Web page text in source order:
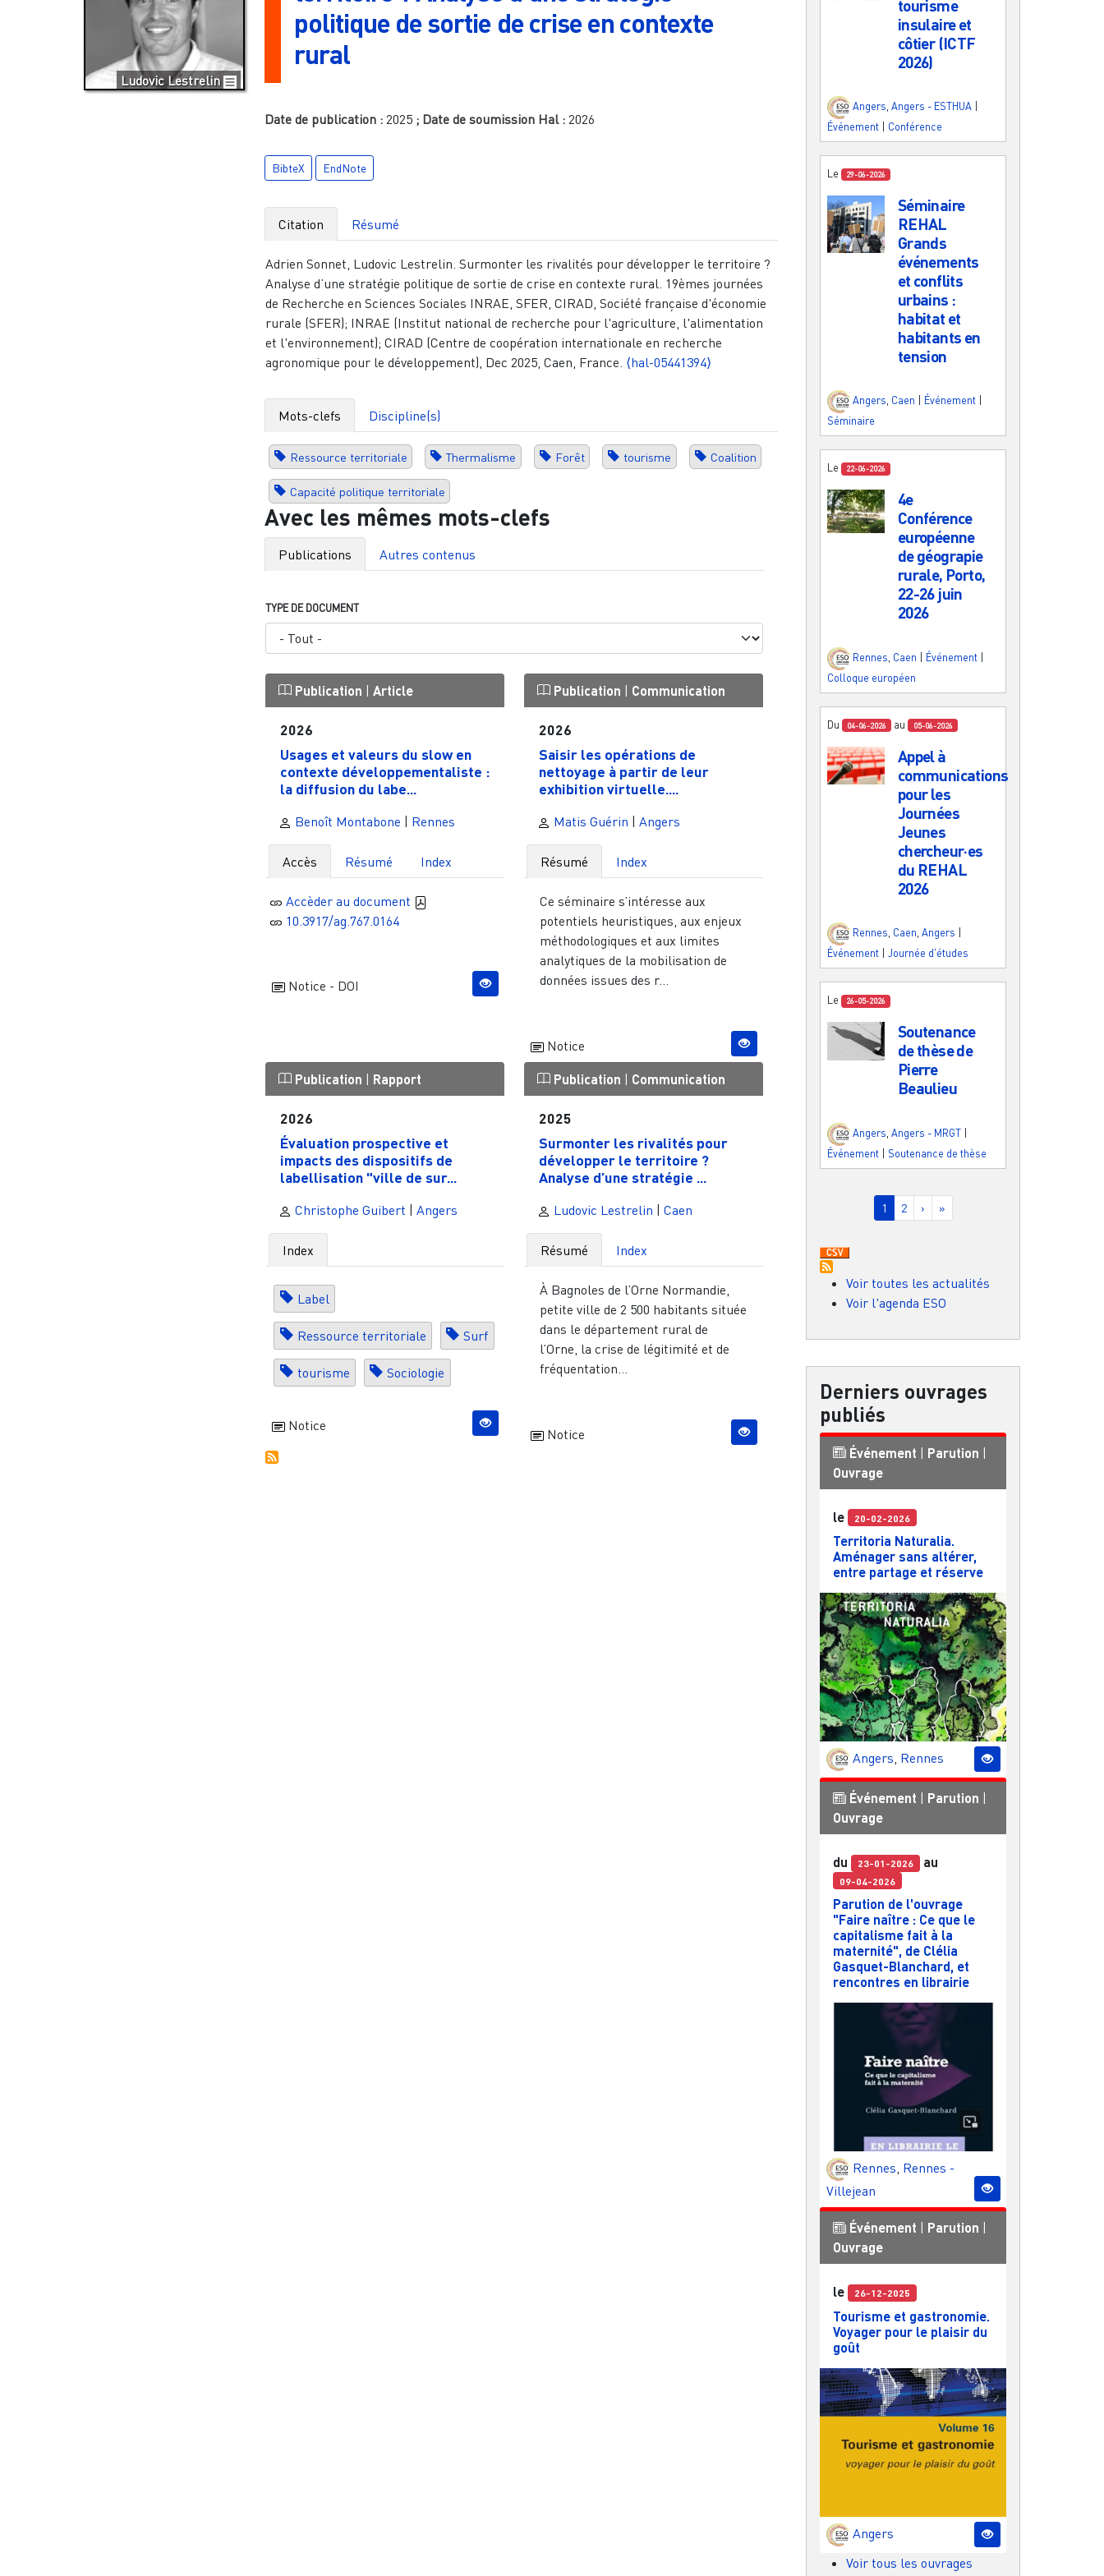
Ludovic Lestrelin
politique de sortie de crise en contexte
rural
Date de publication : 2025 ; Date de soumission Hal : 2026
BibteX EndNote
Citation Résumé
Adrien Sonnet, Ludovic Lestrelin. Surmonter les rivalités pour développer le territoire ?
Analyse d’une stratégie politique de sortie de crise en contexte rural. 19èmes journées
de Recherche en Sciences Sociales INRAE, SFER, CIRAD, Société française d'économie
rurale (SFER); INRAE (Institut national de recherche pour l'agriculture, l'alimentation
et l'environnement); CIRAD (Centre de coopération internationale en recherche
agronomique pour le développement), Dec 2025, Caen, France. ⟨hal-05441394⟩
Mots-clefs Discipline(s)
Ressource territoriale Thermalisme Forêt tourisme Coalition
Capacité politique territoriale
Avec les mêmes mots-clefs
Publications Autres contenus
TYPE DE DOCUMENT
Publication |Article
2026
Usages et valeurs du slow en
contexte développementaliste :
la diffusion du labe...
Benoît Montabone | Rennes
Accès Résumé Index
Accèder au document
10.3917/ag.767.0164
Notice - DOI
Publication | Communication
2026
Saisir les opérations de
nettoyage à partir de leur
exhibition virtuelle....
Matis Guérin |Angers
Résumé Index
Ce séminaire s’intéresse aux
potentiels heuristiques, aux enjeux
méthodologiques et aux limites
analytiques de la mobilisation de
données issues des r...
Notice
Publication | Rapport
2026
Évaluation prospective et
impacts des dispositifs de
labellisation "ville de sur...
Christophe Guibert |Angers
Index
Label
Ressource territoriale Surf
tourisme Sociologie
Notice
Publication | Communication
2025
Surmonter les rivalités pour
développer le territoire ?
Analyse d’une stratégie ...
Ludovic Lestrelin |Caen
Résumé Index
À Bagnoles de l’Orne Normandie,
petite ville de 2 500 habitants située
dans le département rural de
l’Orne, la crise de légitimité et de
fréquentation...
Notice
tourisme
insulaire et
côtier (ICTF
2026)
Angers Angers - ESTHUA
Événement
Conférence
Le 29-06-2026
Séminaire
REHAL
Grands
événements
et conflits
urbains :
habitat et
habitants en
tension
Angers, Caen Événement
Séminaire
Le 22-06-2026
4e
Conférence
européenne
de géograpie
rurale, Porto,
22-26 juin
2026
Rennes Caen Événement
Colloque européen
Du 04-06-2026 au 05-06-2026
Appel à
communications
pour les
Journées
Jeunes
chercheur·es
du REHAL
2026
Rennes, Caen, Angers
Événement
Journée d'études
Le 26-05-2026
Soutenance
de thèse de
Pierre
Beaulieu
Angers Angers - MRGT
Événement | Soutenance de thèse
Pagination
Page courante
1 Page
2 Page suivante
› Dernière page
»
Voir toutes les actualités
Voir l'agenda ESO
Derniers ouvrages
publiés
Événement | Parution |
Ouvrage
le 20-02-2026
Territoria Naturalia.
Aménager sans altérer,
entre partage et réserve
Angers, Rennes
Événement Parution
Ouvrage
du 23-01-2026 au
09-04-2026
Parution de l'ouvrage
"Faire naître : Ce que le
capitalisme fait à la
maternité", de Clélia
Gasquet-Blanchard, et
rencontres en librairie
Rennes, Rennes -
Villejean
Événement Parution
Ouvrage
le 26-12-2025
Tourisme et gastronomie.
Voyager pour le plaisir du
goût
Angers
Voir tous les ouvrages